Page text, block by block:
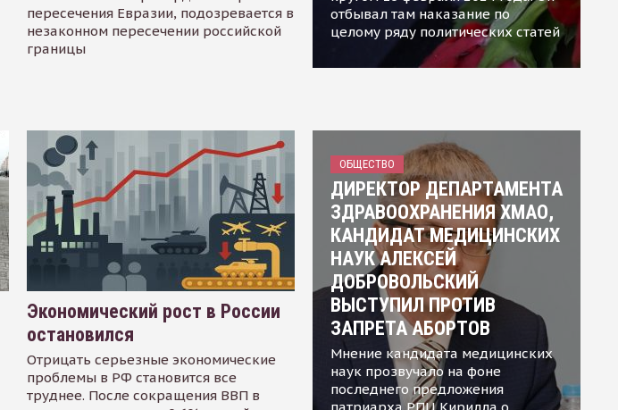
пересечения Евразии, подозревается в
незаконном пересечении российской
границы
отбывал там наказание по
целому ряду политических статей
Экономический рост в России
остановился
Отрицать серьезные экономические
проблемы в РФ становится все
труднее. После сокращения ВВП в
ОБЩЕСТВО
ДИРЕКТОР ДЕПАРТАМЕНТА
ЗДРАВООХРАНЕНИЯ ХМАО,
КАНДИДАТ МЕДИЦИНСКИХ
НАУК АЛЕКСЕЙ
ДОБРОВОЛЬСКИЙ
ВЫСТУПИЛ ПРОТИВ
ЗАПРЕТА АБОРТОВ
Мнение кандидата медицинских
наук прозвучало на фоне
последнего предложения